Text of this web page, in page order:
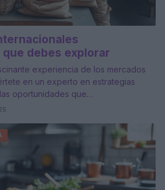
debes explorar
experiencia de los mercados
en un experto en estrategias
oportunidades que…